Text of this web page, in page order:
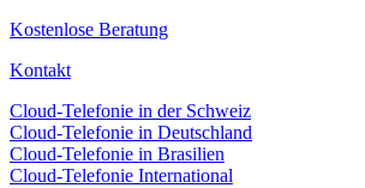
Kostenlose Beratung
Kontakt
Cloud-Telefonie in der Schweiz
Cloud-Telefonie in Deutschland
Cloud-Telefonie in Brasilien
Cloud-Telefonie International